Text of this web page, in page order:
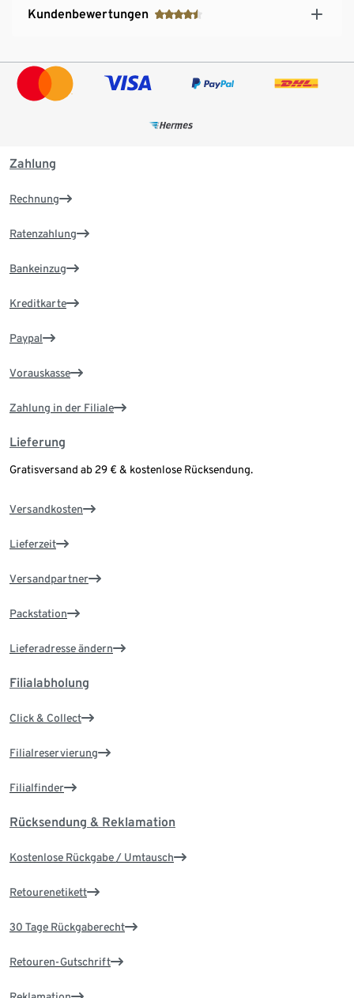
Kundenbewertungen
Zahlung
Rechnung
Ratenzahlung
Bankeinzug
Kreditkarte
Paypal
Vorauskasse
Zahlung in der Filiale
Lieferung
Gratisversand ab 29 € & kostenlose Rücksendung.
Versandkosten
Lieferzeit
Versandpartner
Packstation
Lieferadresse ändern
Filialabholung
Click & Collect
Filialreservierung
Filialfinder
Rücksendung & Reklamation
Kostenlose Rückgabe / Umtausch
Retourenetikett
30 Tage Rückgaberecht
Retouren-Gutschrift